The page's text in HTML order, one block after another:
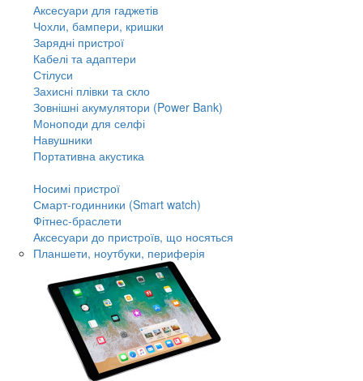
Аксесуари для гаджетів
Чохли, бампери, кришки
Зарядні пристрої
Кабелі та адаптери
Стілуси
Захисні плівки та скло
Зовнішні акумулятори (Power Bank)
Моноподи для селфі
Навушники
Портативна акустика
Носимі пристрої
Смарт-годинники (Smart watch)
Фітнес-браслети
Аксесуари до пристроїв, що носяться
Планшети, ноутбуки, периферія